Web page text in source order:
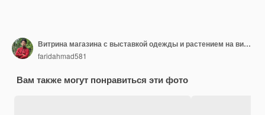
Витрина магазина с выставкой одежды и растением на витрине.
faridahmad581
Вам также могут понравиться эти фото